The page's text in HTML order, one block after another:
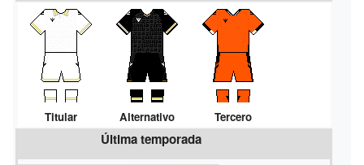
Titular Alternativo Tercero
Última temporada